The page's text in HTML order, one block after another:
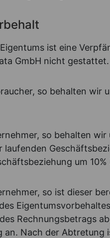
ist eine
GmbH nicht gestattet.
so behalten wir
so behalten
laufenden
um
so ist dieser
Rechnungsbetrags
an. Nach der